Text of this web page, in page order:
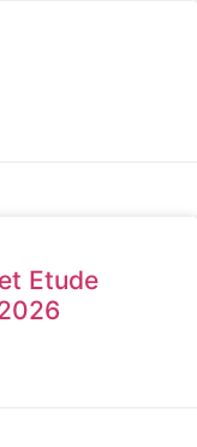
Etude